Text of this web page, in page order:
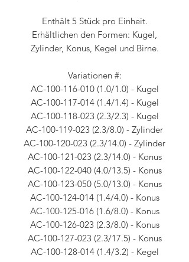
Enthält 5 Stück pro Einheit.
Erhältlichen den Formen: Kugel,
Zylinder, Konus, Kegel und Birne.
Variationen #:
AC-100-116-010 (1.0/1.0) - Kugel
AC-100-117-014 (1.4/1.4) - Kugel
AC-100-118-023 (2.3/2.3) - Kugel
AC-100-119-023 (2.3/8.0) - Zylinder
AC-100-120-023 (2.3/14.0) - Zylinder
AC-100-121-023 (2.3/14.0) - Konus
AC-100-122-040 (4.0/13.5) - Konus
AC-100-123-050 (5.0/13.0) - Konus
AC-100-124-014 (1.4/4.0) - Konus
AC-100-125-016 (1.6/8.0) - Konus
AC-100-126-023 (2.3/8.0) - Konus
AC-100-127-023 (2.3/17.5) - Konus
AC-100-128-014 (1.4/3.2) - Kegel